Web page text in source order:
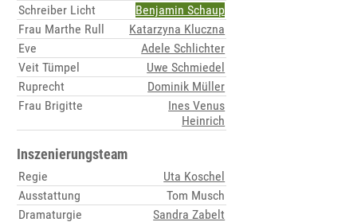
Schreiber Licht
Benjamin Schaup
Frau Marthe Rull
Katarzyna Kluczna
Eve
Adele Schlichter
Veit Tümpel
Uwe Schmiedel
Ruprecht
Dominik Müller
Frau Brigitte
Ines Venus
Heinrich
Inszenierungsteam
Regie
Uta Koschel
Ausstattung
Tom Musch
Dramaturgie
Sandra Zabelt